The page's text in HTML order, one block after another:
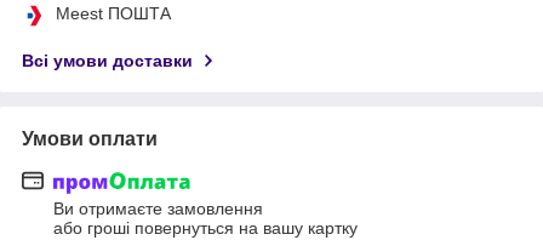
Meest ПОШТА
Всі умови доставки
Умови оплати
Ви отримаєте замовлення
або гроші повернуться на вашу картку